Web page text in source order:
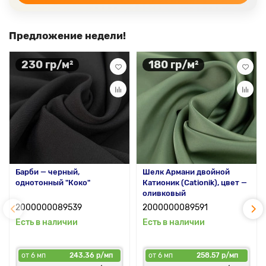
Предложение недели!
230 гр/м²
Барби — черный,
однотонный "Коко"
2000000089539
Есть в наличии
от 6 мп
243.36 р/мп
180 гр/м²
Шелк Армани двойной
Катионик (Cationik), цвет —
оливковый
2000000089591
Есть в наличии
от 6 мп
258.57 р/мп